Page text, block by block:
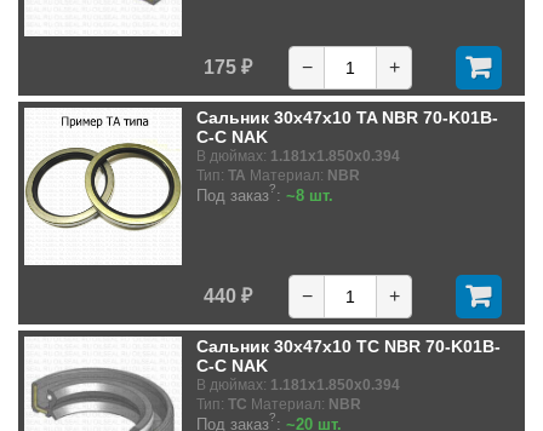
175 ₽ − +
Сальник 30x47x10 TA NBR 70-K01B-
C-C NAK
В дюймах: 1.181x1.850x0.394
Тип: TA Материал: NBR
Под заказ?: ~8 шт.
440 ₽ − +
Сальник 30x47x10 TC NBR 70-K01B-
C-C NAK
В дюймах: 1.181x1.850x0.394
Тип: TC Материал: NBR
Под заказ?: ~20 шт.